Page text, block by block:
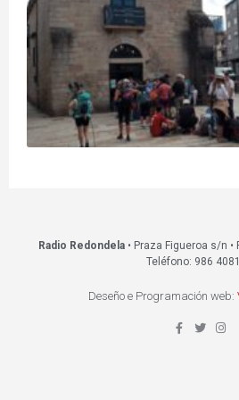
Radio Redondela• Praza Figueroa s/n •
Teléfono: 986
Deseño e Programación web: